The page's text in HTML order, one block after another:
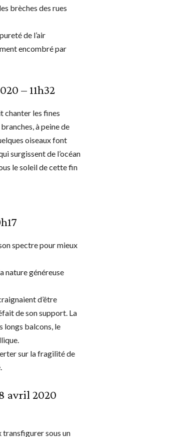
brèches des rues
de l’air
encombré par
– 11h32
chanter les fines
à peine de
oiseaux font
surgissent de l’océan
le soleil de cette fin
spectre pour mieux
nature généreuse
d’être
de son support. La
longs balcons, le
sur la fragilité de
avril 2020
transfigurer sous un